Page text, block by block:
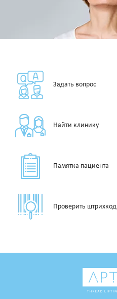
Задать вопрос
Найти клинику
Памятка пациента
Проверить штрихкод